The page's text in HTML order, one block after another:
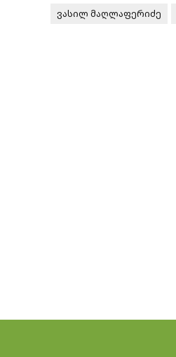
ვასილ მაღლაფერიძე